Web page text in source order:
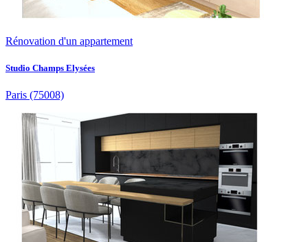
Rénovation d'un appartement
Studio Champs Elysées
Paris (75008)